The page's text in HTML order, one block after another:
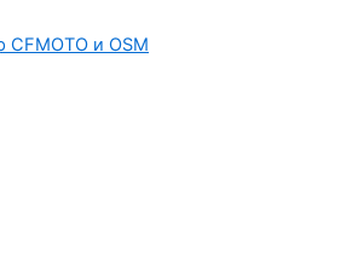
и OSM